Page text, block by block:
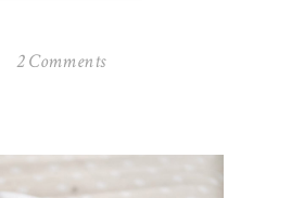
2 Comments